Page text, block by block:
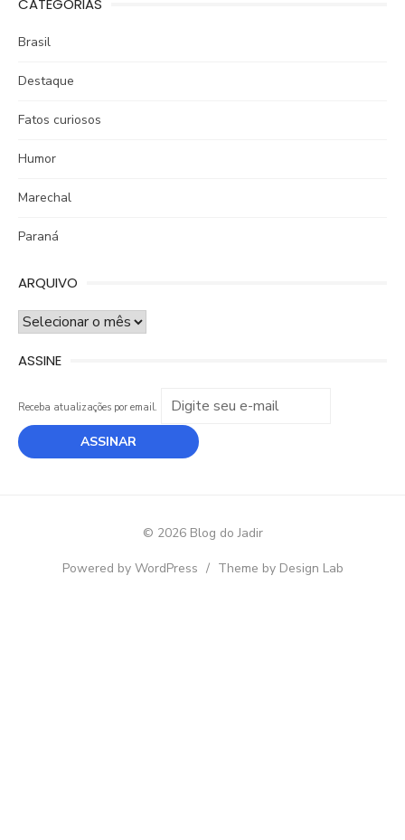
CATEGORIAS
Brasil
Destaque
Fatos curiosos
Humor
Marechal
Paraná
ARQUIVO
ARQUIVO
ASSINE
Receba atualizações por email.
© 2026 Blog do Jadir
Powered by WordPress / Theme by Design Lab